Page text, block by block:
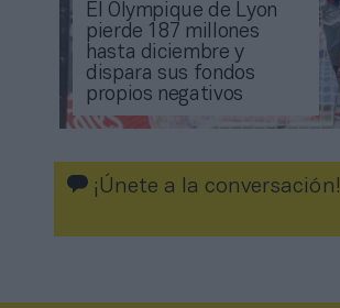
El Olympique de Lyon
pierde 187 millones
hasta diciembre y
dispara sus fondos
propios negativos
¡Únete a la conversación!